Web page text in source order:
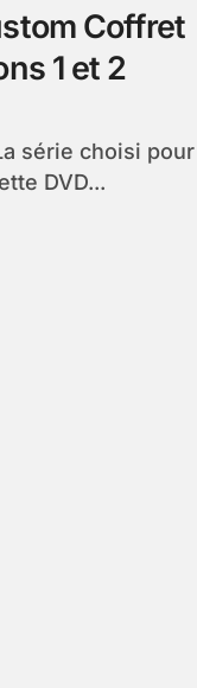
Coffret
1 et 2
DVD...